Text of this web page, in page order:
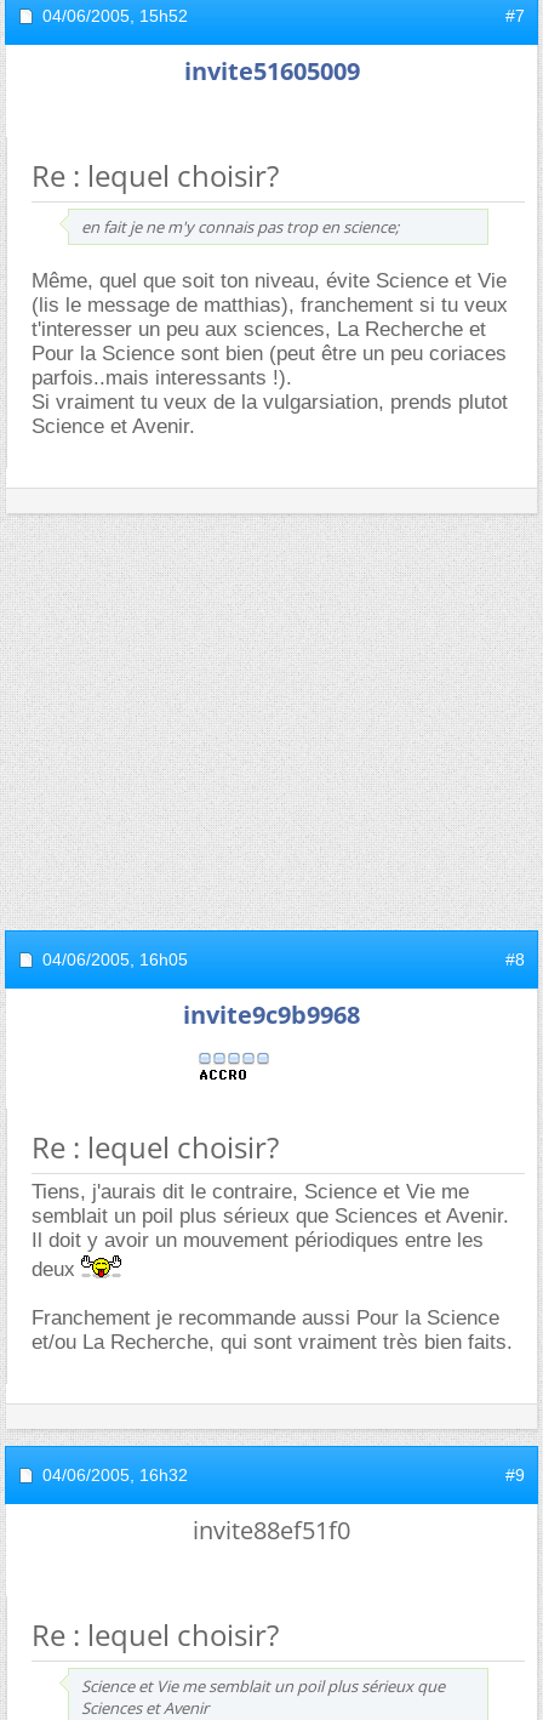
04/06/2005, 15h52 #7
invite51605009
Re : lequel choisir?
en fait je ne m'y connais pas trop en science;
Même, quel que soit ton niveau, évite Science et Vie
(lis le message de matthias), franchement si tu veux
t'interesser un peu aux sciences, La Recherche et
Pour la Science sont bien (peut être un peu coriaces
parfois..mais interessants !).
Si vraiment tu veux de la vulgarsiation, prends plutot
Science et Avenir.
04/06/2005, 16h05 #8
invite9c9b9968
Re : lequel choisir?
Tiens, j'aurais dit le contraire, Science et Vie me
semblait un poil plus sérieux que Sciences et Avenir.
Il doit y avoir un mouvement périodiques entre les
deux
Franchement je recommande aussi Pour la Science
et/ou La Recherche, qui sont vraiment très bien faits.
04/06/2005, 16h32 #9
invite88ef51f0
Re : lequel choisir?
Science et Vie me semblait un poil plus sérieux que
Sciences et Avenir